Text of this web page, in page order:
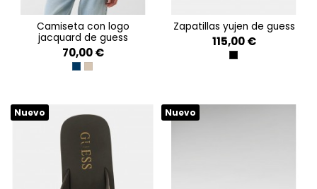
camiseta con logo
jacquard de guess
70,00 €
ALLOVER 4G SMART BLU
TAUPE/BLUE AOP 4G JA
zapatillas yujen de guess
115,00 €
BLACK
Nuevo Nuevo